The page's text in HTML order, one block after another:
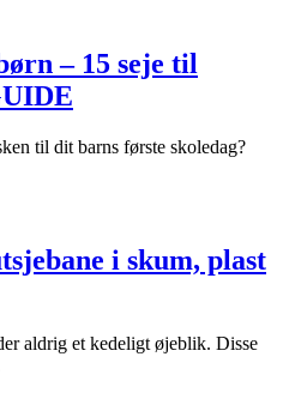
– 15 seje til
til dit barns første skoledag?
i skum, plast
aldrig et kedeligt øjeblik. Disse